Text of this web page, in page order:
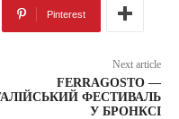
Pinterest
Next article
FERRAGOSTO —
ФЕСТИВАЛЬ
У БРОНКСІ